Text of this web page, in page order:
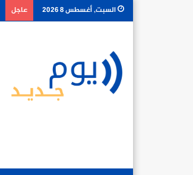
السبت, أغسطس 8 2026 عاجل